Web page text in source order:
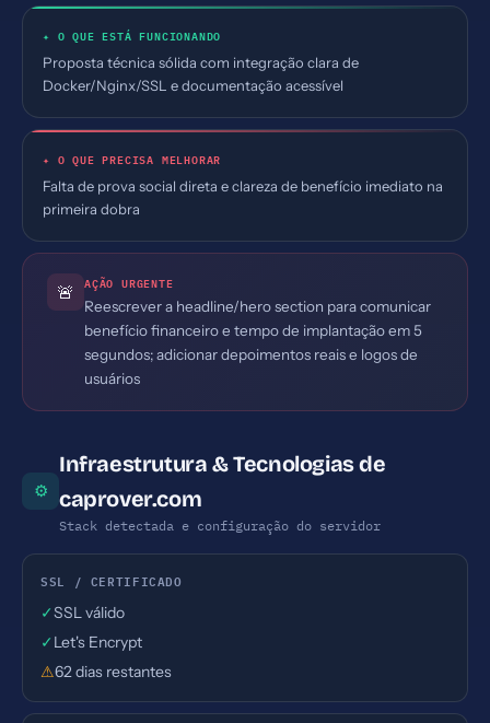
✦ O QUE ESTÁ FUNCIONANDO
Proposta técnica sólida com integração clara de
Docker/Nginx/SSL e documentação acessível
✦ O QUE PRECISA MELHORAR
Falta de prova social direta e clareza de benefício imediato na
primeira dobra
🚨 AÇÃO URGENTE
Reescrever a headline/hero section para comunicar
benefício financeiro e tempo de implantação em 5
segundos; adicionar depoimentos reais e logos de
usuários
⚙
Infraestrutura & Tecnologias de
caprover.com
Stack detectada e configuração do servidor
SSL / CERTIFICADO
✓SSL válido
✓ Let's Encrypt
⚠62 dias restantes